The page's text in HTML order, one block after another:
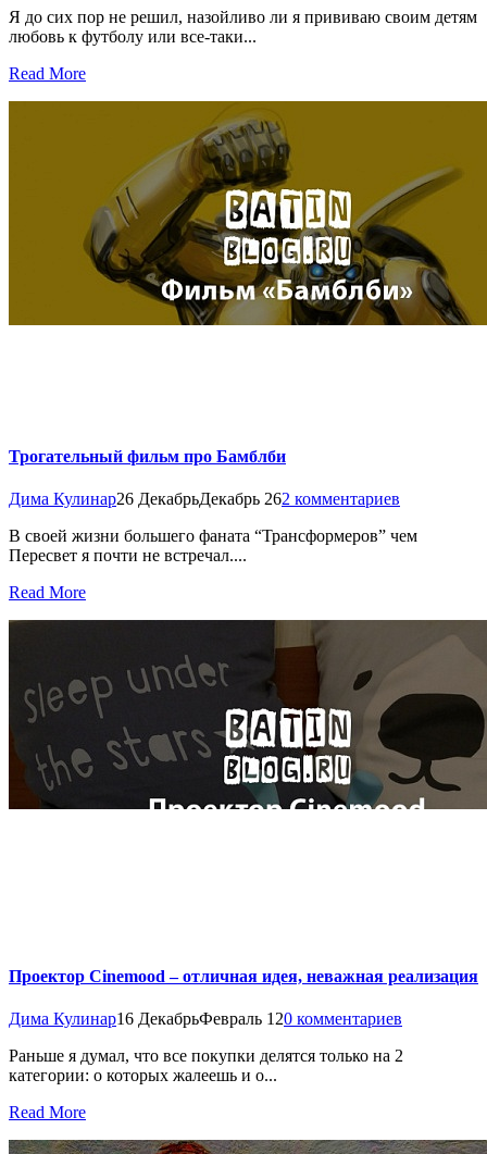
Я до сих пор не решил, назойливо ли я прививаю своим детям
любовь к футболу или все-таки...
Read More
Трогательный фильм про Бамблби
Дима Кулинар26 ДекабрьДекабрь 262 комментариев
В своей жизни большего фаната “Трансформеров” чем
Пересвет я почти не встречал....
Read More
Проектор Cinemood – отличная идея, неважная реализация
Дима Кулинар16 ДекабрьФевраль 120 комментариев
Раньше я думал, что все покупки делятся только на 2
категории: о которых жалеешь и о...
Read More